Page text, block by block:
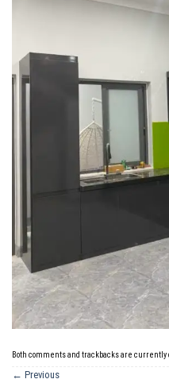
Both comments and trackbacks are currently
← Previous